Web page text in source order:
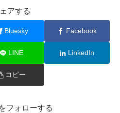
アする
Bluesky Facebook
LINE LinkedIn
コピー
フォローする